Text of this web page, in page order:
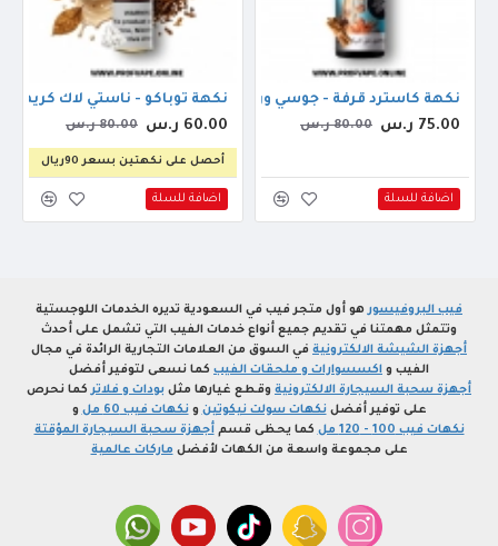
نكهة كاسترد قرفة - جوسي ورلد ديد كاسترد قرفة 60مل
75.00 ر.س 80.00 ر.س
اضافة للسلة
نكهة توباكو - ناستي لاك كريمي
60.00 ر.س 80.00 ر.س
أحصل على نكهتين بسعر 90ريال
اضافة للسلة
فيب البروفيسورهو أول متجر فيب في السعودية تديره الخدمات اللوجستية
وتتمثل مهمتنا في تقديم جميع أنواع خدمات الفيب التي تشمل على أحدث
أجهزة الشيشة الالكترونية في السوق من العلامات التجارية الرائدة في مجال
الفيب و اكسسوارات و ملحقات الفيب كما نسعى لتوفير أفضل
أجهزة سحبة السيجارة الالكترونية وقطع غيارها مثل بودات و فلاتركما نحرص
على توفير أفضلنكهات سولت نيكوتين ونكهات فيب 60 مل
و
نكهات فيب 100 - 120 مل
كما يحظى قسمأجهزة سحبة السيجارة المؤقتة
على مجموعة واسعة من الكهات لأفضل ماركات عالمية